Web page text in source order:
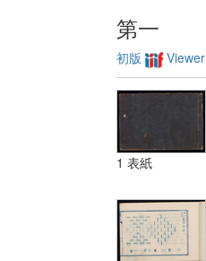
第一
初版 Viewer
1 表紙